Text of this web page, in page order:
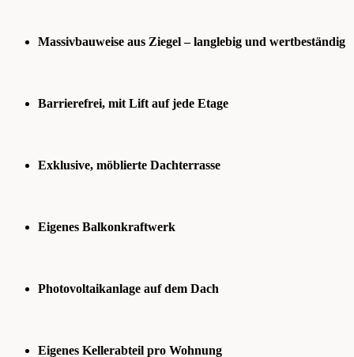
Massivbauweise aus Ziegel – langlebig und wertbeständig
Barrierefrei, mit Lift auf jede Etage
Exklusive, möblierte Dachterrasse
Eigenes Balkonkraftwerk
Photovoltaikanlage auf dem Dach
Eigenes Kellerabteil pro Wohnung